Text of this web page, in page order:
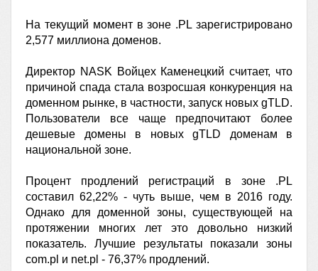
На текущий момент в зоне .PL зарегистрировано
2,577 миллиона доменов.
Директор NASK Войцех Каменецкий считает, что
причиной спада стала возросшая конкуренция на
доменном рынке, в частности, запуск новых gTLD.
Пользователи все чаще предпочитают более
дешевые домены в новых gTLD доменам в
национальной зоне.
Процент продлений регистраций в зоне .PL
составил 62,22% - чуть выше, чем в 2016 году.
Однако для доменной зоны, существующей на
протяжении многих лет это довольно низкий
показатель. Лучшие результаты показали зоны
com.pl и net.pl - 76,37% продлений.